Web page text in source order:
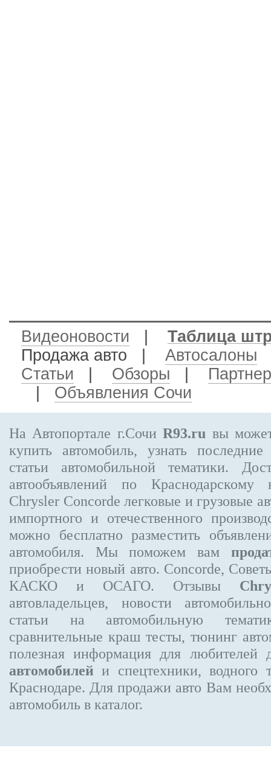
Видеоновости
Таблица
Продажа авто
Автосалоны
Статьи
Обзоры
Объявления Сочи
На Автопортале г.СочиR93.ru вы
купить автомобиль, узнать
статьи автомобильной тематики.
автообъявлений по
Chrysler Concorde легковые и грузовые
импортного и отечественного
можно бесплатно разместить
автомобиля. Мы поможем вам
приобрести новый авто. Concorde,
КАСКО и ОСАГО. Отзывы
автовладельцев, новости
статьи на автомобильную
сравнительные краш тесты, тюнинг
полезная информация для любителей
автомобилей и спецтехники, водного
Краснодаре. Для продажи авто Вам
автомобиль в каталог.